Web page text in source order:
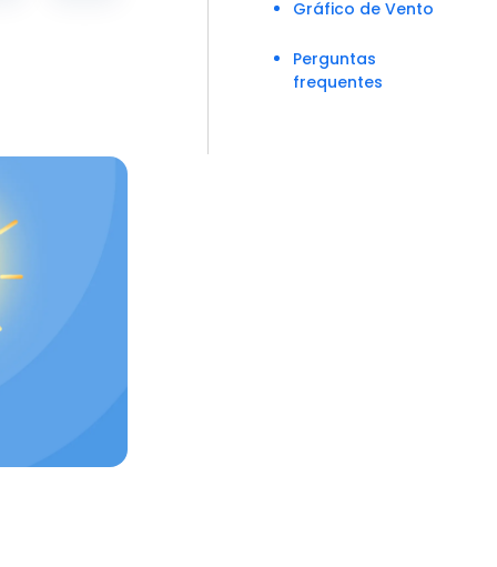
Gráfico de Vento
Perguntas
frequentes